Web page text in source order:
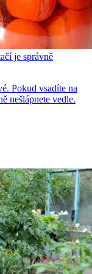
je správně
Pokud vsadíte na
nešlápnete vedle.